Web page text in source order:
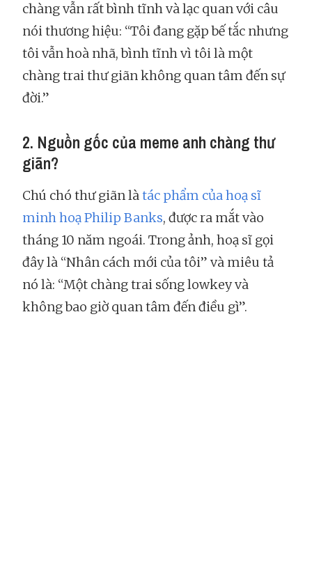
chàng vẫn rất bình tĩnh và lạc quan với câu
nói thương hiệu: “Tôi đang gặp bế tắc nhưng
tôi vẫn hoà nhã, bình tĩnh vì tôi là một
chàng trai thư giãn không quan tâm đến sự
đời.”
2. Nguồn gốc của meme anh chàng thư
giãn?
Chú chó thư giãn làtác phẩm của hoạ sĩ
minh hoạ Philip Banks, được ra mắt vào
tháng 10 năm ngoái. Trong ảnh, hoạ sĩ gọi
đây là “Nhân cách mới của tôi” và miêu tả
nó là: “Một chàng trai sống lowkey và
không bao giờ quan tâm đến điều gì”.